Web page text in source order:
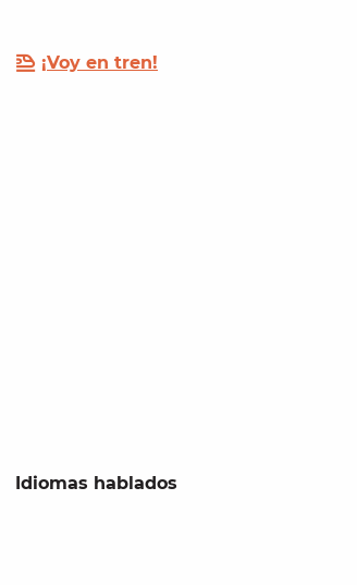
¡Voy en tren!
Idiomas hablados
Idiomas hablados